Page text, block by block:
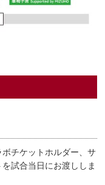
チケットホルダー、サ
試合当日にお渡ししま